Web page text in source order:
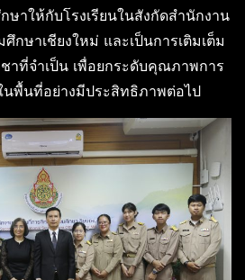
ษาให้กับโรงเรียนในสังกัดสำนักงาน
กษาเชียงใหม่ และเป็นการเติมเต็ม
าที่จำเป็น เพื่อยกระดับคุณภาพการ
พื้นที่อย่างมีประสิทธิภาพต่อไป